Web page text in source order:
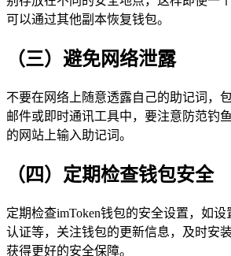
可以通过其他副本恢复钱包。
（三）避免网络泄露
不要在网络上随意透露自己的助记词，
邮件或即时通讯工具中，要注意防范钓
的网站上输入助记词。
（四）定期检查钱包安全
定期检查imToken钱包的安全设置，如
认证等，关注钱包的更新信息，及时安
获得更好的安全保障。